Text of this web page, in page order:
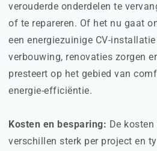
verouderde onderdelen te
of te repareren. Of het nu gaat
een energiezuinige CV-
verbouwing, renovaties zorgen
presteert op het gebied van
energie-efficiëntie.
Kosten en besparing: De
verschillen sterk per project en